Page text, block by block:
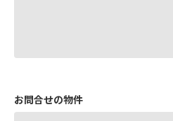
お問合せの物件